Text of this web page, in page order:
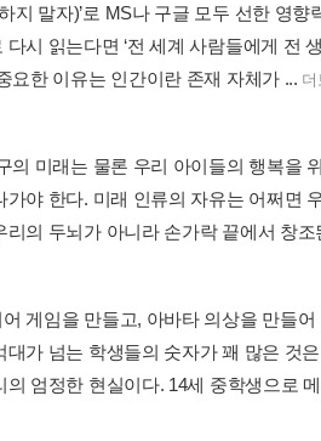
지 말자)’로 MS나 구글 모두 선한 영
시 읽는다면 ‘전 세계 사람들에게 전
요한 이유는 인간이란 존재 자체가 ... 더
의 미래는 물론 우리 아이들의 행복을
야 한다. 미래 인류의 자유는 어쩌면
의 두뇌가 아니라 손가락 끝에서 창조
게임을 만들고, 아바타 의상을 만들
가 넘는 학생들의 숫자가 꽤 많은 것
엄정한 현실이다. 14세 중학생으로